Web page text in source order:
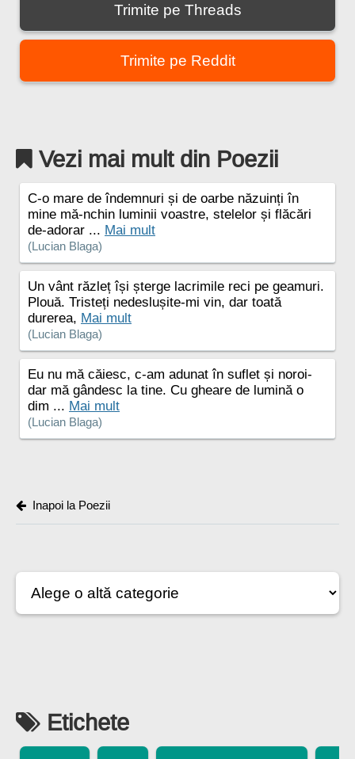
Trimite pe Threads
Trimite pe Reddit
Vezi mai mult din Poezii
C-o mare de îndemnuri și de oarbe năzuinți în
mine mă-nchin luminii voastre, stelelor și flăcări
de-adorar ... Mai mult
(Lucian Blaga)
Un vânt răzleț își șterge lacrimile reci pe geamuri.
Plouă. Tristeți nedeslușite-mi vin, dar toată
durerea, Mai mult
(Lucian Blaga)
Eu nu mă căiesc, c-am adunat în suflet și noroi-
dar mă gândesc la tine. Cu gheare de lumină o
dim ... Mai mult
(Lucian Blaga)
Inapoi la Poezii
Etichete